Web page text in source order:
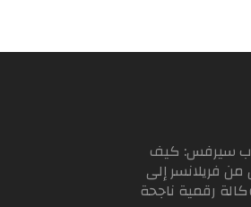
سيرفس: كيف
من فريلانسر إلى
رقمية ناجحة